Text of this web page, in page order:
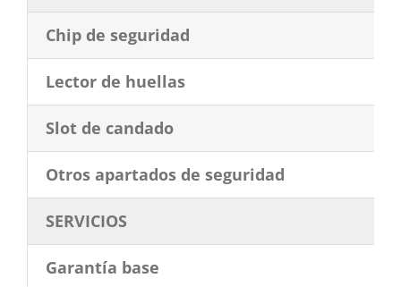
Chip de seguridad
Lector de huellas
Slot de candado
Otros apartados de seguridad
SERVICIOS
Garantía base